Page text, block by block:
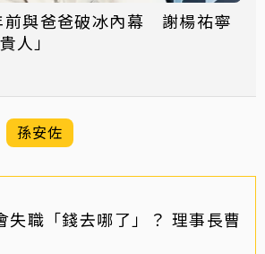
前與爸爸破冰內幕 謝楊祐寧
人」
孫安佐
失職「錢去哪了」？ 理事長曹